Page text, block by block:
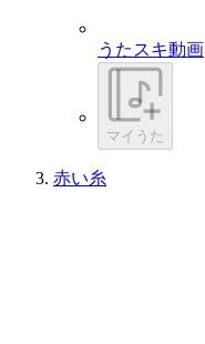
うたスキ動画
マイうた
赤い糸